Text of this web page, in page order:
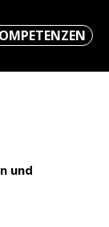
und